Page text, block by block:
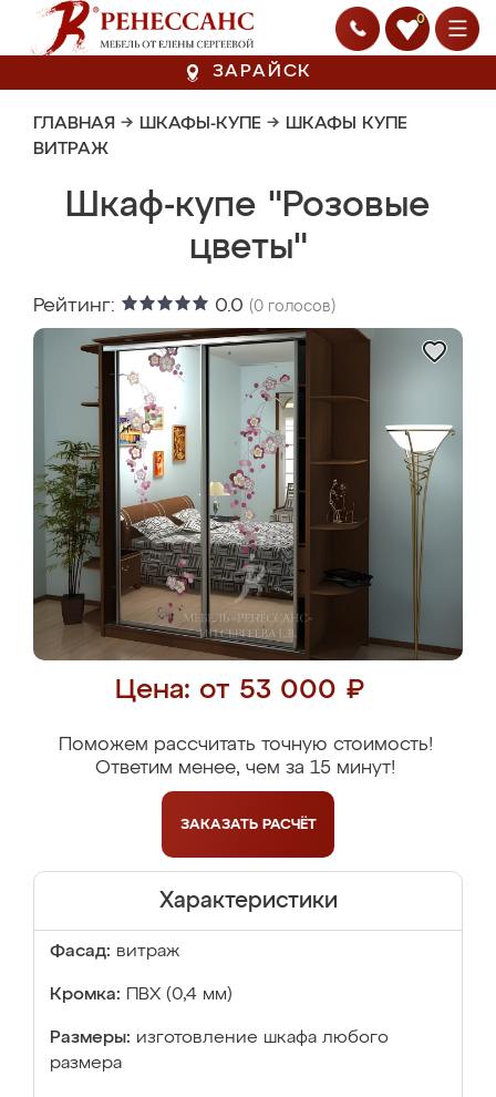
0
ЗАРАЙСК
ГЛАВНАЯ → ШКАФЫ-КУПЕ → ШКАФЫ КУПЕ
ВИТРАЖ
Шкаф-купе "Розовые
цветы"
Рейтинг: 0.0 (0 голосов)
Цена: от 53 000 ₽
Поможем рассчитать точную стоимость!
Ответим менее, чем за 15 минут!
ЗАКАЗАТЬ РАСЧЁТ
Характеристики
Фасад: витраж
Кромка: ПВХ (0,4 мм)
Размеры: изготовление шкафа любого
размера